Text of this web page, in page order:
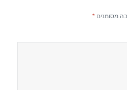
מסומנים*